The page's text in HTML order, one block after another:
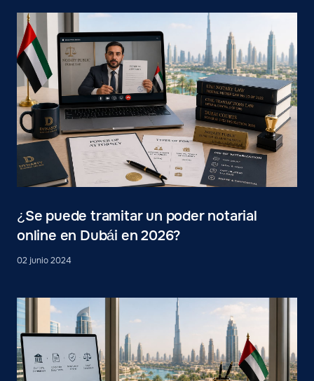
¿Se puede tramitar un poder notarial
online en Dubái en 2026?
02 junio 2024